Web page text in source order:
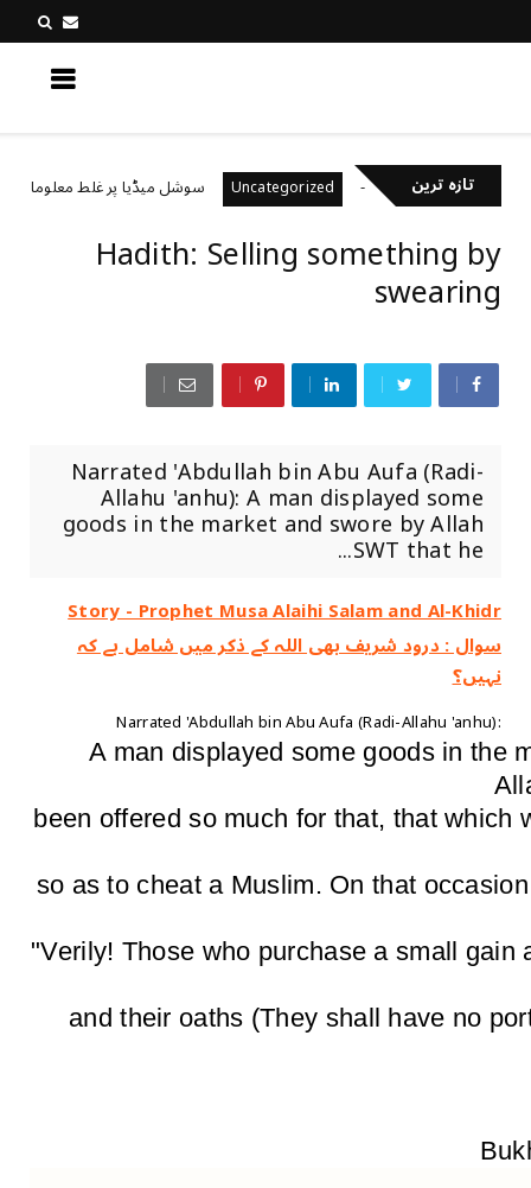
تازہ ترین
رکھتے ہیں؟ Uncategorized سوشل میڈیا پر غلط معلومات کیسے
Hadith: Selling something by
swearing
Narrated 'Abdullah bin Abu Aufa (Radi-
Allahu 'anhu): A man displayed some
goods in the market and swore by Allah
SWT that he...
Story - Prophet Musa Alaihi Salam and Al-Khidr
سوال : درود شریف بھی اللہ کے ذکر میں شامل ہے کہ
نہیں؟
Narrated 'Abdullah bin Abu Aufa (Radi-Allahu 'anhu):
A man displayed some goods in the
been offered so much for that, that which
so as to cheat a Muslim. On that
"Verily! Those who purchase a small gain
and their oaths (They shall have no